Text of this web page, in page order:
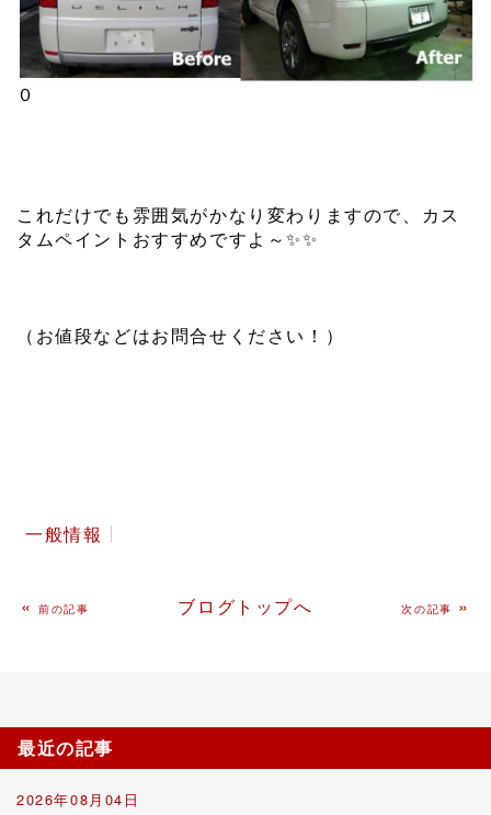
０
これだけでも雰囲気がかなり変わりますので、カス
タムペイントおすすめですよ～✨✨
（お値段などはお問合せください！）
一般情報
«前の記事 ブログトップへ 次の記事 »
最近の記事
2026年08月04日